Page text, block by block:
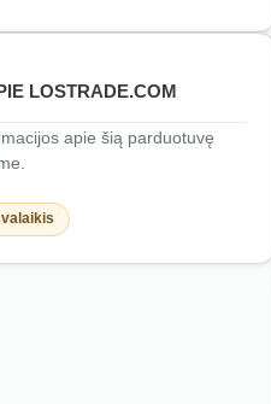
LOSTRADE.COM
apie šią parduotuvę